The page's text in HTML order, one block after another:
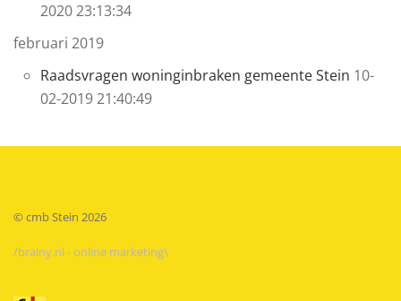
2020 23:13:34
februari 2019
Raadsvragen woninginbraken gemeente Stein 10-
02-2019 21:40:49
© cmb Stein 2026
/brainy.nl - online marketing\